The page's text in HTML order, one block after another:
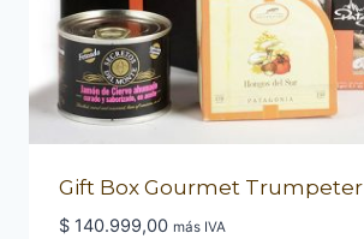
Gift Box Gourmet Trumpeter
$140.999,00 más IVA